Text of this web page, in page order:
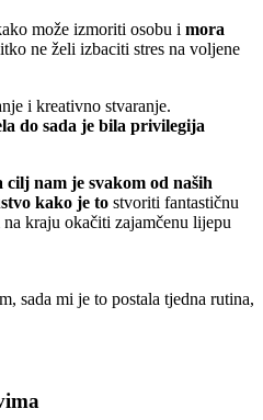
može izmoriti osobu i mora
ne želi izbaciti stres na voljene
i kreativno stvaranje.
do sada je bila privilegija
nam je svakom od naših
kako je to stvoriti fantastičnu
kraju okačiti zajamčenu lijepu
sada mi je to postala tjedna rutina,